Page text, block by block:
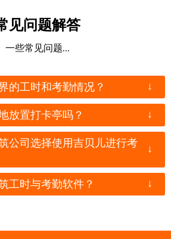
见问题解答
一些常见问题...
的工时和考勤情况？ ↓
放置打卡亭吗？ ↓
公司选择使用吉贝儿进行考
↓
工时与考勤软件？ ↓